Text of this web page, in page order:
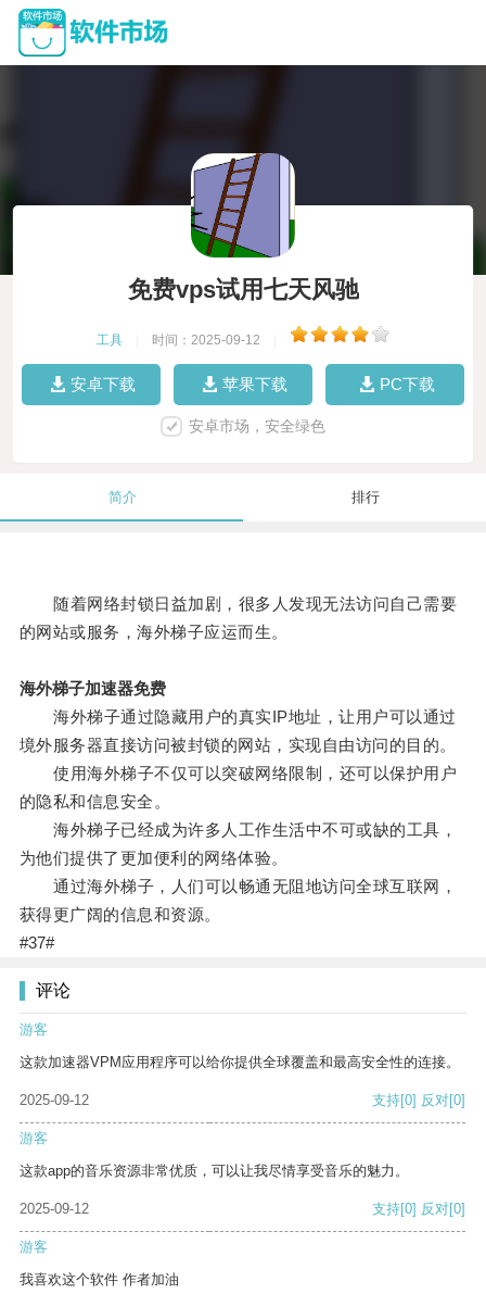
免费vps试用七天风驰
工具 时间：2025-09-12
安卓下载 苹果下载 PC下载
安卓市场，安全绿色
简介 排行
随着网络封锁日益加剧，很多人发现无法访问自己需要
的网站或服务，海外梯子应运而生。
海外梯子加速器免费
海外梯子通过隐藏用户的真实IP地址，让用户可以通过
境外服务器直接访问被封锁的网站，实现自由访问的目的。
使用海外梯子不仅可以突破网络限制，还可以保护用户
的隐私和信息安全。
海外梯子已经成为许多人工作生活中不可或缺的工具，
为他们提供了更加便利的网络体验。
通过海外梯子，人们可以畅通无阻地访问全球互联网，
获得更广阔的信息和资源。
#37#
评论
游客
这款加速器VPM应用程序可以给你提供全球覆盖和最高安全性的连接。
2025-09-12 支持[0] 反对[0]
游客
这款app的音乐资源非常优质，可以让我尽情享受音乐的魅力。
2025-09-12 支持[0] 反对[0]
游客
我喜欢这个软件 作者加油